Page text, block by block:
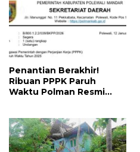
Penantian Berakhir!
Ribuan PPPK Paruh
Waktu Polman Resmi